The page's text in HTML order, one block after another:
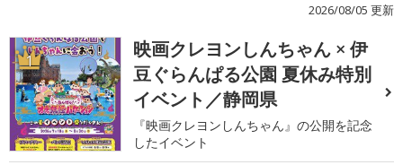
2026/08/05 更新
1
映画クレヨンしんちゃん × 伊
豆ぐらんぱる公園 夏休み特別
イベント／静岡県
『映画クレヨンしんちゃん』の公開を記念
したイベント